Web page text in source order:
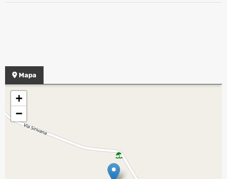
Mapa
+
−